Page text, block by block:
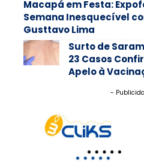
Macapá em Festa:
Semana Inesquecível
Gusttavo Lima
Surto de
23 Casos
Apelo à
-